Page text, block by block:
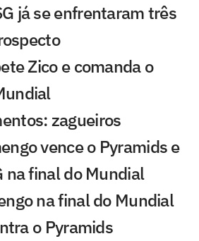
já se enfrentaram três
Zico e comanda o
zagueiros
vence o Pyramids e
na final do Mundial
na final do Mundial
o Pyramids